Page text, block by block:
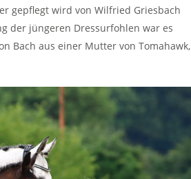
gepflegt wird von Wilfried Griesbach
der jüngeren Dressurfohlen war es
Bach aus einer Mutter von Tomahawk,